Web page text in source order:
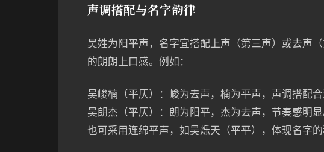
声调搭配与名字韵律
吴姓为阳平声，名字宜搭配上声（第三声）或去声
的朗朗上口感。例如：
吴峻楠（平仄）：峻为去声，楠为平声，声调搭配合
吴朗杰（平仄）：朗为阳平，杰为去声，节奏感明显
也可采用连绵平声，如吴烁天（平平），体现名字的